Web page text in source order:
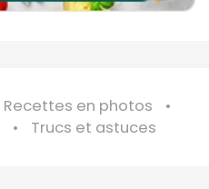
Recettes en photos
Trucs et astuces